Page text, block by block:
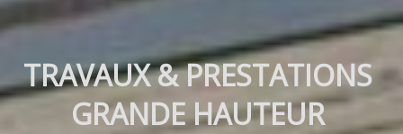
TRAVAUX & PRESTATIONS
GRANDE HAUTEUR